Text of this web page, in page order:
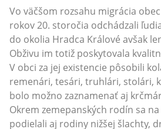
Vo väčšom rozsahu migrácia
rokov 20. storočia odchádzali
do okolia Hradca Králové avšak
Obživu im totiž poskytovala
V obci za jej existencie pôsobili
remenári, tesári, truhlári, stolári,
bolo možno zaznamenať aj
Okrem zemepanských rodín sa
podielali aj rodiny nižšej šlachty,